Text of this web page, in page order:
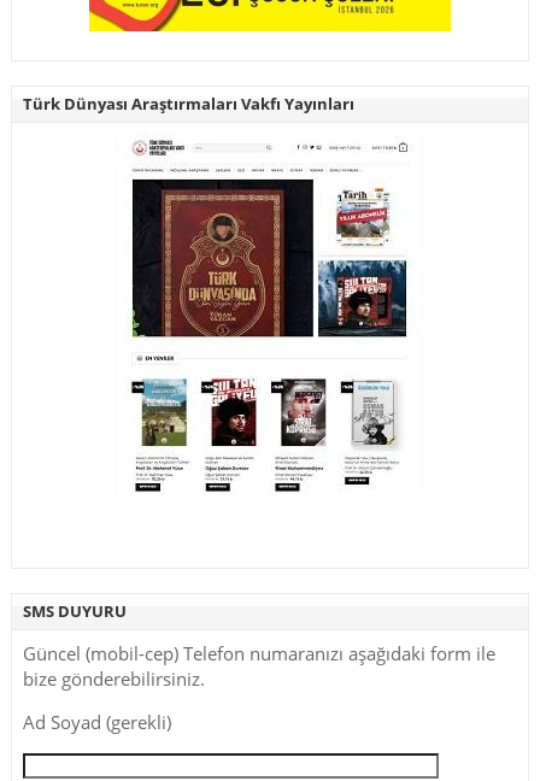
Türk Dünyası Araştırmaları Vakfı Yayınları
SMS DUYURU
Güncel (mobil-cep) Telefon numaranızı aşağıdaki form ile
bize gönderebilirsiniz.
Ad Soyad (gerekli)